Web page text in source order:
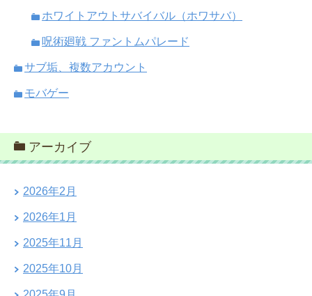
ホワイトアウトサバイバル（ホワサバ）
呪術廻戦 ファントムパレード
サブ垢、複数アカウント
モバゲー
アーカイブ
2026年2月
2026年1月
2025年11月
2025年10月